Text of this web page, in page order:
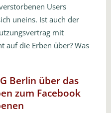
Users
uneins. Ist auch der
mit
auf die Erben über? Was
Berlin über das
zum Facebook